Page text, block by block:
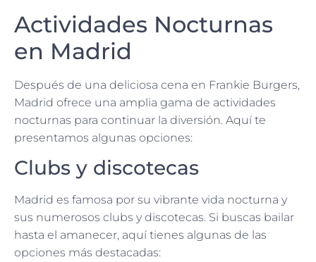
Actividades Nocturnas
en Madrid
Después de una deliciosa cena en Frankie Burgers,
Madrid ofrece una amplia gama de actividades
nocturnas para continuar la diversión. Aquí te
presentamos algunas opciones:
Clubs y discotecas
Madrid es famosa por su vibrante vida nocturna y
sus numerosos clubs y discotecas. Si buscas bailar
hasta el amanecer, aquí tienes algunas de las
opciones más destacadas: